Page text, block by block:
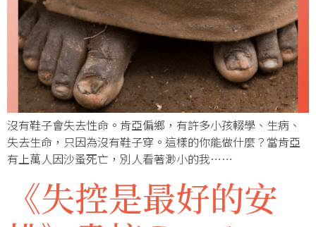
沒有鞋子會失去性命。肯亞偏鄉，有許多小孩輟學、生病、
失去生命，只因為沒有鞋子穿。這樣的你能做什麼？當肯亞
有上萬人因沙蚤死亡，別人看著渺小的我……
《失控是最好的安